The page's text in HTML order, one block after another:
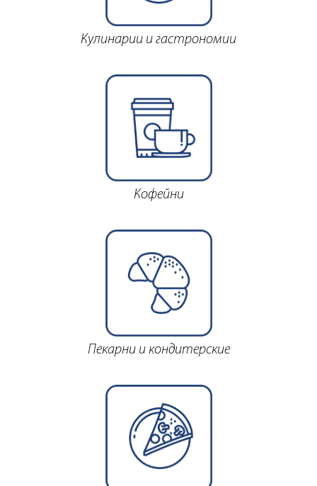
Кулинарии и гастрономии
Кофейни
Пекарни и кондитерские